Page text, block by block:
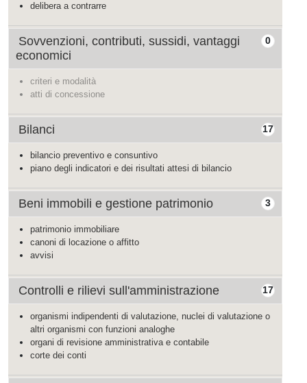
delibera a contrarre
0
Sovvenzioni, contributi, sussidi, vantaggi
economici
criteri e modalità
atti di concessione
17
Bilanci
bilancio preventivo e consuntivo
piano degli indicatori e dei risultati attesi di bilancio
3
Beni immobili e gestione patrimonio
patrimonio immobiliare
canoni di locazione o affitto
avvisi
17
Controlli e rilievi sull'amministrazione
organismi indipendenti di valutazione, nuclei di valutazione o
altri organismi con funzioni analoghe
organi di revisione amministrativa e contabile
corte dei conti